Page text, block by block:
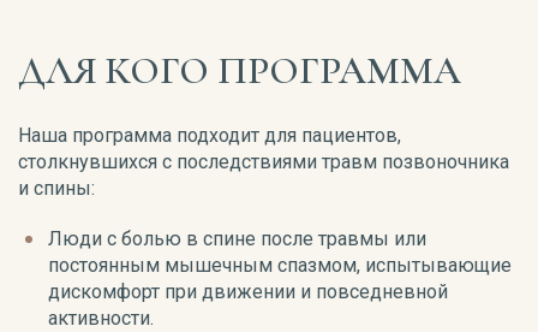
ДЛЯ КОГО ПРОГРАММА
Наша программа подходит для пациентов,
столкнувшихся с последствиями травм позвоночника
и спины:
Люди с болью в спине после травмы или
постоянным мышечным спазмом, испытывающие
дискомфорт при движении и повседневной
активности.